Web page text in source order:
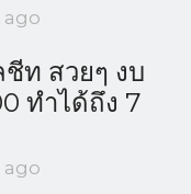
ago
ชีท สวยๆ งบ
ทำได้ถึง 7
ago